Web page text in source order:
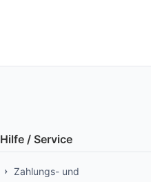
Hilfe / Service
Zahlungs- und